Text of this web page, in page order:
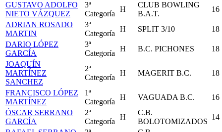
GUSTAVO ADOLFO
NIETO VÁZQUEZ
3ª
Categoría
H
CLUB BOWLING
B.A.T.
16
ADRIAN ROSADO
MARTIN
3ª
Categoría
H SPLIT 3/10
18
DARIO LÓPEZ
GARCÍA
3ª
Categoría
H B.C. PICHONES
18
JOAQUÍN
MARTÍNEZ
SANCHEZ
2ª
Categoría
H MAGERIT B.C. 18
FRANCISCO LÓPEZ
MARTÍNEZ
1ª
Categoría
H VAGUADA B.C.
16
ÓSCAR SERRANO
GARCÍA
2ª
Categoría
H
C.B.
BOLOTOMIZADOS
14